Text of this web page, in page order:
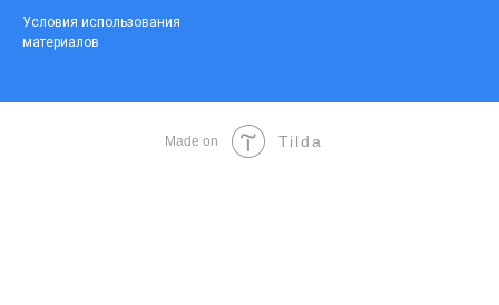
Условия использования
материалов
Made on Tilda